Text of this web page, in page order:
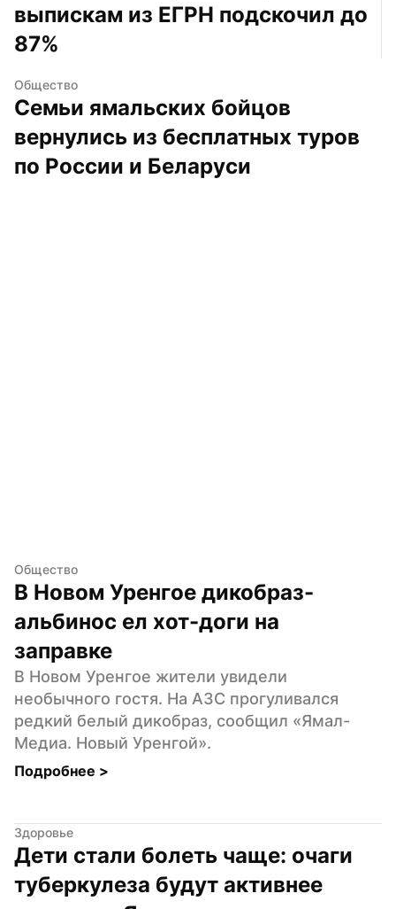
выпискам из ЕГРН подскочил до
87%
Общество
Семьи ямальских бойцов
вернулись из бесплатных туров
по России и Беларуси
Общество
В Новом Уренгое дикобраз-
альбинос ел хот-доги на
заправке
В Новом Уренгое жители увидели
необычного гостя. На АЗС прогуливался
редкий белый дикобраз, сообщил «Ямал-
Медиа. Новый Уренгой».
Подробнее >
Здоровье
Дети стали болеть чаще: очаги
туберкулеза будут активнее